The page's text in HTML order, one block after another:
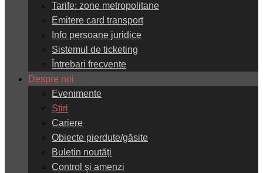
Tarife: zone metropolitane
Emitere card transport
Info persoane juridice
Sistemul de ticketing
Întrebari frecvente
Despre noi
Evenimente
Știri
Cariere
Obiecte pierdute/găsite
Buletin noutăți
Control şi amenzi